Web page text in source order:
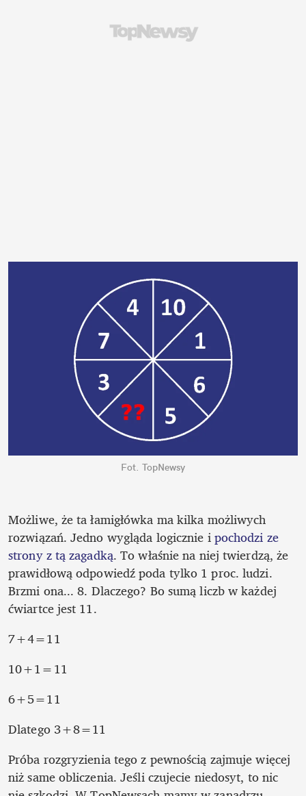
Fot. TopNewsy
Możliwe, że ta łamigłówka ma kilka możliwych
rozwiązań. Jedno wygląda logicznie i pochodzi ze
strony z tą zagadką. To właśnie na niej twierdzą, że
prawidłową odpowiedź poda tylko 1 proc. ludzi.
Brzmi ona... 8. Dlaczego? Bo sumą liczb w każdej
ćwiartce jest 11.
7+4=11
10+1=11
6+5=11
Dlatego 3+8=11
Próba rozgryzienia tego z pewnością zajmuje więcej
niż same obliczenia. Jeśli czujecie niedosyt, to nic